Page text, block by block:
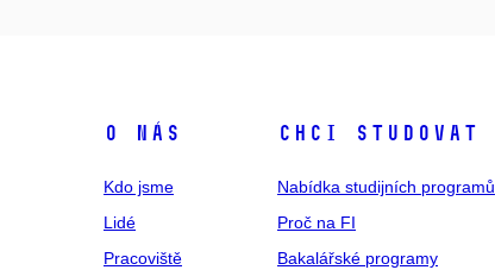
O NÁS
Kdo jsme
Lidé
Pracoviště
CHCI STUDOVAT
Nabídka studijních programů
Proč na FI
Bakalářské programy